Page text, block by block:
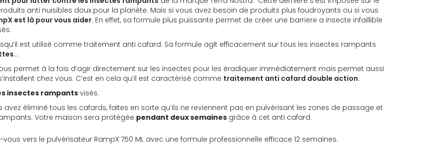
anti nuisibles doux pour la planète. Mais si vous avez besoin de produits plus foudroyants ou si vous
est là pour vous aider. En effet, sa formule plus puissante permet de créer une barriere a insecte infaillible
est utilisé comme traitement anti cafard. Sa formule agit efficacement sur tous les insectes rampants
…
permet à la fois d’agir directement sur les insectes pour les éradiquer immédiatement mais permet aussi
chez vous. C’est en cela qu’il est caractérisé comme traitement anti cafard double action.
insectes rampantsvisés.
avez éliminé tous les cafards, faites en sorte qu’ils ne reviennent pas en pulvérisant les zones de passage et
Votre maison sera protégée pendant deux semaines grâce à cet anti cafard.
vers le pulvérisateur RampX 750 ML avec une formule professionnelle efficace 12 semaines.